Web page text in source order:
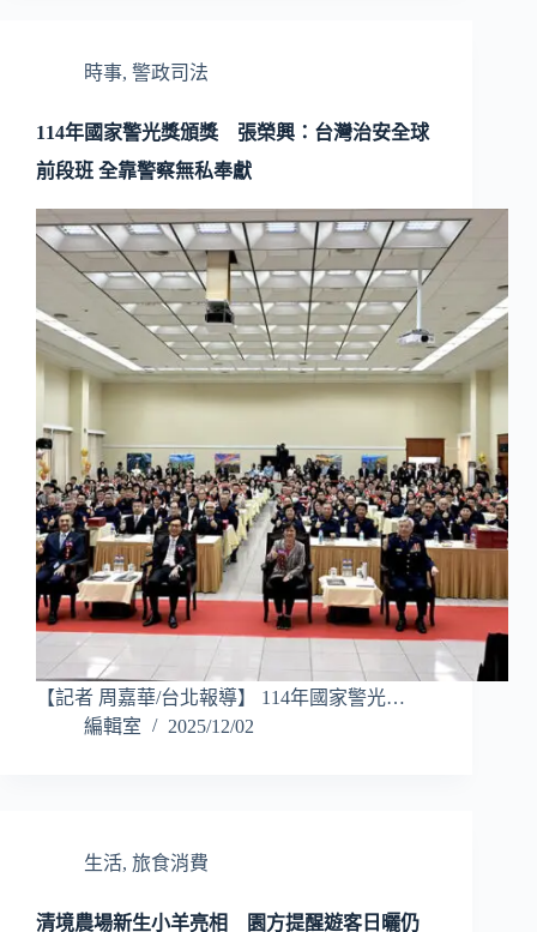
時事, 警政司法
114年國家警光獎頒獎 張榮興：台灣治安全球
前段班 全靠警察無私奉獻
【記者 周嘉華/台北報導】 114年國家警光…
編輯室
2025/12/02
生活, 旅食消費
清境農場新生小羊亮相 園方提醒遊客日曬仍